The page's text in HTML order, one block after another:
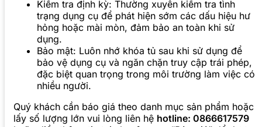
Kiểm tra định kỳ: Thường xuyên kiểm tra tình
trạng dụng cụ để phát hiện sớm các dấu hiệu hư
hỏng hoặc mài mòn, đảm bảo an toàn khi sử
dụng.
Bảo mật: Luôn nhớ khóa tủ sau khi sử dụng để
bảo vệ dụng cụ và ngăn chặn truy cập trái phép,
đặc biệt quan trọng trong môi trường làm việc có
nhiều người.
Quý khách cần báo giá theo danh mục sản phẩm hoặc
lấy số lượng lớn vui lòng liên hệ hotline: 0866617579